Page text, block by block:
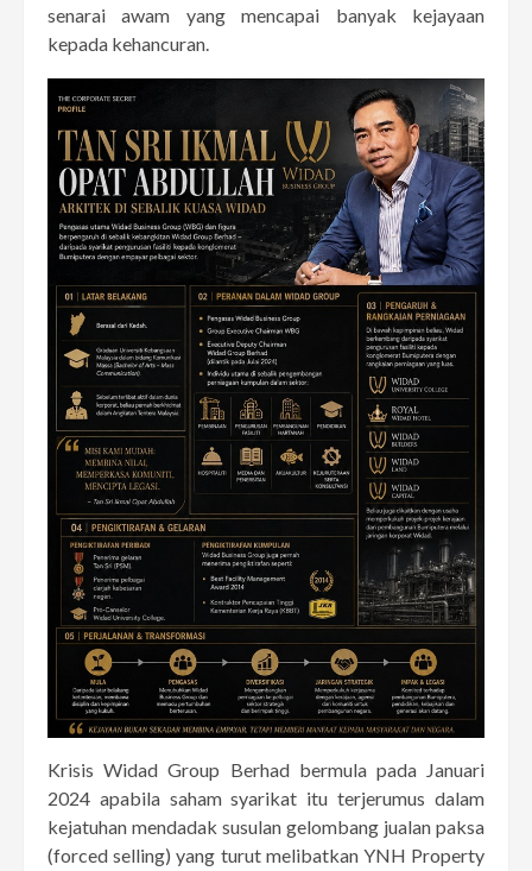
senarai awam yang mencapai banyak kejayaan
kepada kehancuran.
Krisis Widad Group Berhad bermula pada Januari
2024 apabila saham syarikat itu terjerumus dalam
kejatuhan mendadak susulan gelombang jualan paksa
(forced selling) yang turut melibatkan YNH Property